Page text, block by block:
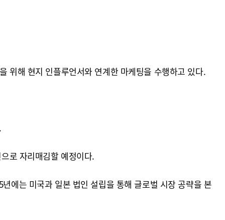
위해 현지 인플루언서와 연계한 마케팅을 수행하고 있다.
로 자리매김할 예정이다.
에는 미국과 일본 법인 설립을 통해 글로벌 시장 공략을 본